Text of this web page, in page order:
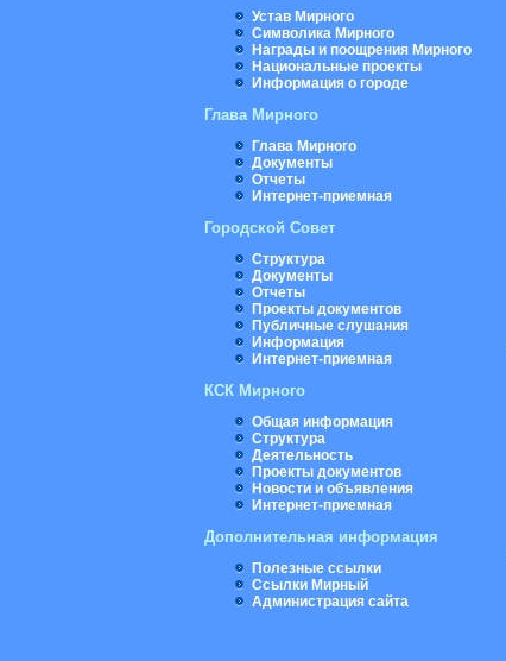
Устав Мирного
Символика Мирного
Награды и поощрения Мирного
Национальные проекты
Информация о городе
Глава Мирного
Глава Мирного
Документы
Отчеты
Интернет-приемная
Городской Совет
Структура
Документы
Отчеты
Проекты документов
Публичные слушания
Информация
Интернет-приемная
КСК Мирного
Общая информация
Структура
Деятельность
Проекты документов
Новости и объявления
Интернет-приемная
Дополнительная информация
Полезные ссылки
Ссылки Мирный
Администрация сайта